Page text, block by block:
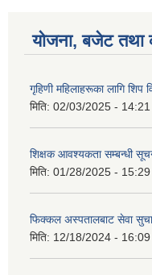
योजना, बजेट तथा
गृहिणी महिलाहरूका लागि शिप
मिति: 02/03/2025 - 14:21
शिक्षक आवश्यकता सम्बन्धी
मिति: 01/28/2025 - 15:29
फिक्कल अस्पतालबाट सेवा
मिति: 12/18/2024 - 16:09